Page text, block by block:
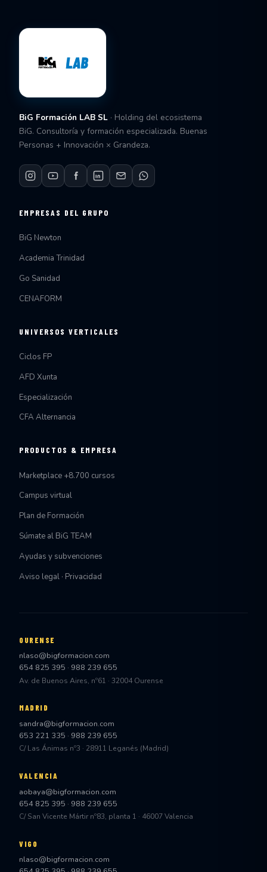
BiG Formación LAB SL · Holding del ecosistema
BiG. Consultoría y formación especializada. Buenas
Personas + Innovación × Grandeza.
EMPRESAS DEL GRUPO
BiG Newton
Academia Trinidad
Go Sanidad
CENAFORM
UNIVERSOS VERTICALES
Ciclos FP
AFD Xunta
Especialización
CFA Alternancia
PRODUCTOS & EMPRESA
Marketplace +8.700 cursos
Campus virtual
Plan de Formación
Súmate al BiG TEAM
Ayudas y subvenciones
Aviso legal · Privacidad
OURENSE
nlaso@bigformacion.com
654 825 395 · 988 239 655
Av. de Buenos Aires, nº61 · 32004 Ourense
MADRID
sandra@bigformacion.com
653 221 335 · 988 239 655
C/ Las Ánimas nº3 · 28911 Leganés (Madrid)
VALENCIA
aobaya@bigformacion.com
654 825 395 · 988 239 655
C/ San Vicente Mártir nº83, planta 1 · 46007 Valencia
VIGO
nlaso@bigformacion.com